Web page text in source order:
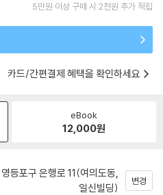
5만원 이상 구매 시 2천원 추가 적립
카드/간편결제 혜택을 확인하세요
eBook
12,000원
등포구 은행로 11(여의도동,
일신빌딩)
변경